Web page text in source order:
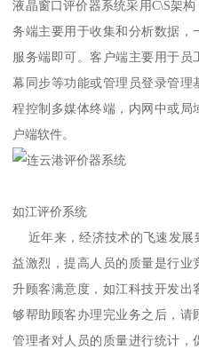
液晶窗口评价器系统采用C\S架
务端主要用于收集和分析数据，
服务端即可。客户端主要用于
幕同步等功能或管理员登录管
程控制多媒体终端，内网中或局
户端软件。
如江评价系统
近年来，经济技术的飞速发展
益激烈，提高人员的质量是行业
升顾客满意度，如江科技开发
够帮助顾客办理完业务之后，请
管理者对人员的质量进行统计